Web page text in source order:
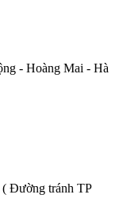
- Hoàng Mai - Hà
Đường tránh TP